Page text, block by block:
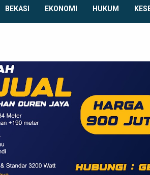
BEKASI EKONOMI HUKUM